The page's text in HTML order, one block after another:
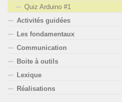
Quiz Arduino #1
Activités guidées
Les fondamentaux
Communication
Boite à outils
Lexique
Réalisations